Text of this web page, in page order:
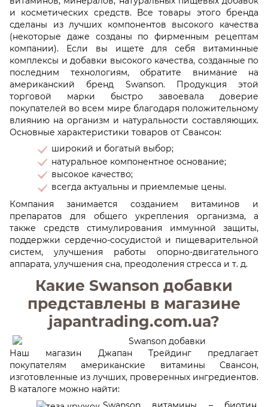
и косметических средств. Все товары этого бренда
сделаны из лучших компонентов высокого качества
(некоторые даже созданы по фирменным рецептам
компании). Если вы ищете для себя витаминные
комплексы и добавки высокого качества, созданные по
последним технологиям, обратите внимание на
американский бренд Swanson. Продукция этой
торговой марки быстро завоевала доверие
покупателей во всем мире благодаря положительному
влиянию на организм и натуральности составляющих.
Основные характеристики товаров от Свансон:
широкий и богатый выбор;
натуральное компонентное основание;
высокое качество;
всегда актуальны и приемлемые цены.
Компания занимается созданием витаминов и
препаратов для общего укрепления организма, а
также средств стимулирования иммунной защиты,
поддержки сердечно-сосудистой и пищеварительной
систем, улучшения работы опорно-двигательного
аппарата, улучшения сна, преодоления стресса и т. д.
Какие Swanson добавки
представлены в магазине
japantrading.com.ua?
Наш магазин Джапан Трейдинг предлагает
покупателям американские витамины Свансон,
изготовленные из лучших, проверенных ингредиентов.
В каталоге можно найти: